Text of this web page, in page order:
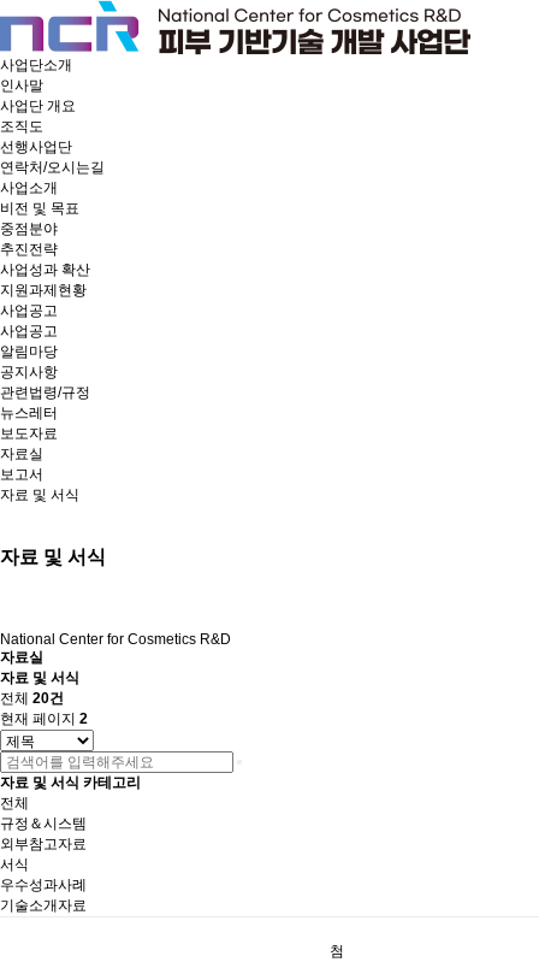
사업단소개
인사말
사업단 개요
조직도
선행사업단
연락처/오시는길
사업소개
비전 및 목표
중점분야
추진전략
사업성과 확산
지원과제현황
사업공고
사업공고
알림마당
공지사항
관련법령/규정
뉴스레터
보도자료
자료실
보고서
자료 및 서식
자료 및 서식
National Center for Cosmetics R&D
자료실
자료 및 서식
전체 20건
현재 페이지 2
자료 및 서식 카테고리
전체
규정＆시스템
외부참고자료
서식
우수성과사례
기술소개자료
첨